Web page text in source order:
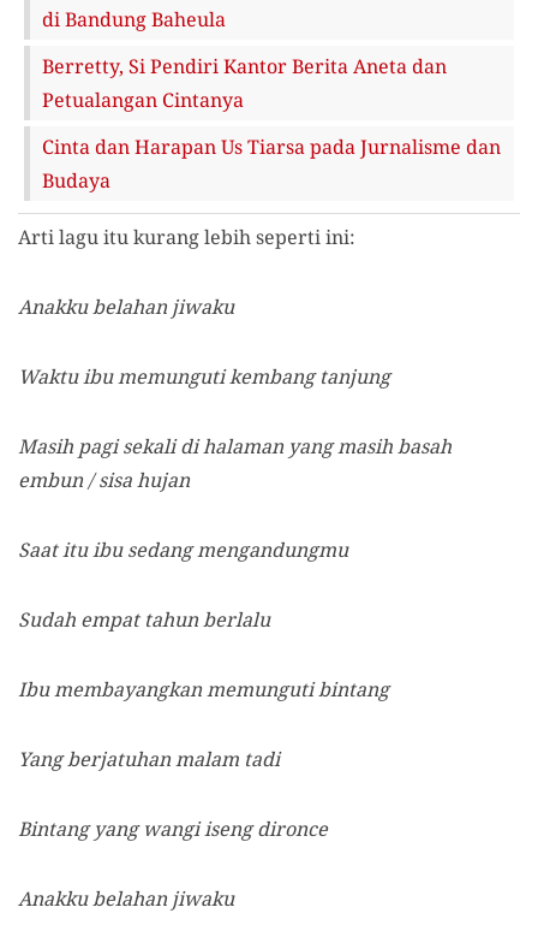
di Bandung Baheula
Berretty, Si Pendiri Kantor Berita Aneta dan
Petualangan Cintanya
Cinta dan Harapan Us Tiarsa pada Jurnalisme dan
Budaya
Arti lagu itu kurang lebih seperti ini:
Anakku belahan jiwaku
Waktu ibu memunguti kembang tanjung
Masih pagi sekali di halaman yang masih basah
embun / sisa hujan
Saat itu ibu sedang mengandungmu
Sudah empat tahun berlalu
Ibu membayangkan memunguti bintang
Yang berjatuhan malam tadi
Bintang yang wangi iseng dironce
Anakku belahan jiwaku